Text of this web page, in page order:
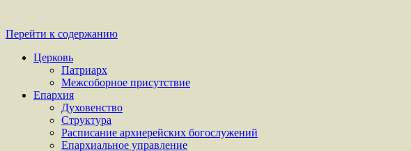
Перейти к содержанию
Церковь
Патриарх
Межсоборное присутствие
Епархия
Духовенство
Структура
Расписание архиерейских богослужений
Епархиальное управление